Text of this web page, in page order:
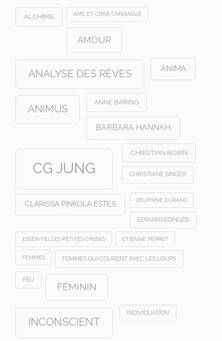
ALCHIMIE AME ET CRISE CARDIAQUE
AMOUR
ANALYSE DES RÊVES ANIMA
ANIMUS
ANNE BARING
BARBARA HANNAH
CG JUNG
CHRISTIAN BOBIN
CHRISTIANE SINGER
CLARISSA PINKOLA ESTES DELPHINE DURAND
EDWARD EDINGER
ESSENTIELLES PETITES CHOSES ETIENNE PERROT
FEMMES FEMMES QUI COURENT AVEC LES LOUPS
FEU
FÉMININ
INCONSCIENT
INDIVIDUATION